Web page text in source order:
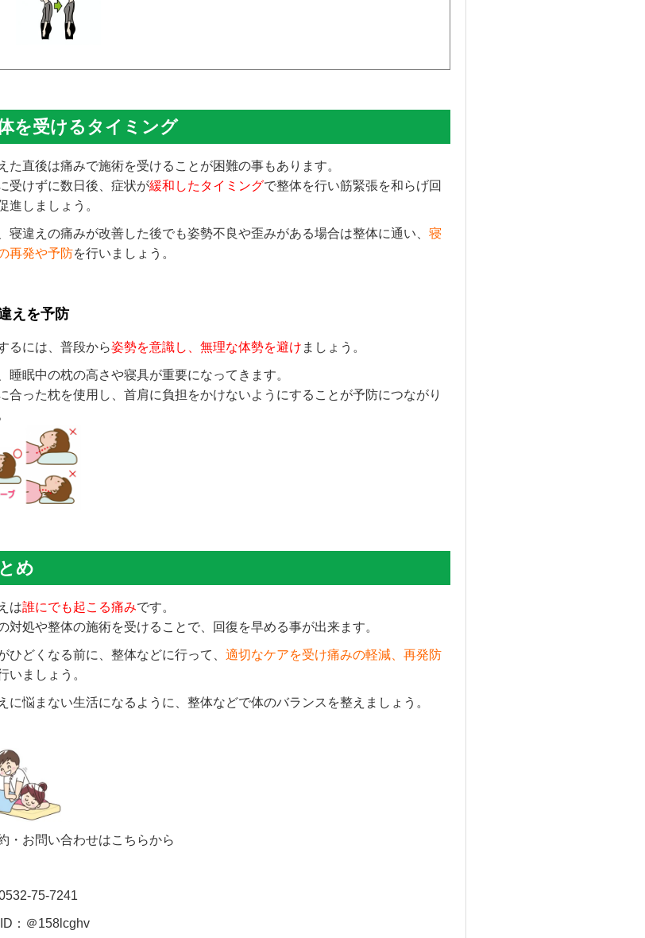
を受けるタイミング
た直後は痛みで施術を受けることが困難の事もあります。
受けずに数日後、症状が緩和したタイミングで整体を行い筋緊張を和らげ回
進しましょう。
寝違えの痛みが改善した後でも姿勢不良や歪みがある場合は整体に通い、 寝
再発や予防を行いましょう。
えを予防
るには、普段から姿勢を意識し、無理な体勢を避け ましょう。
睡眠中の枕の高さや寝具が重要になってきます。
合った枕を使用し、首肩に負担をかけないようにすることが予防につながり
め
は誰にでも起こる痛みです。
対処や整体の施術を受けることで、回復を早める事が出来ます。
ひどくなる前に、整体などに行って、 適切なケアを受け痛みの軽減、再発防
いましょう。
に悩まない生活になるように、整体などで体のバランスを整えましょう。
・お問い合わせはこちらから
0532-75-7241
：＠158lcghv